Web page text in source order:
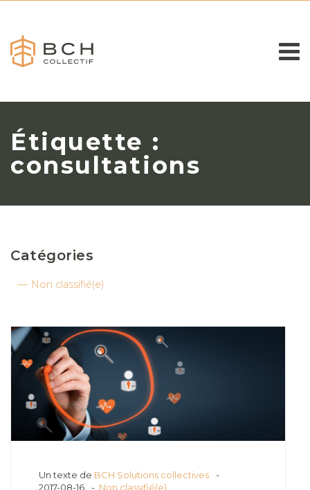
Étiquette :
consultations
Un texte de BCH Solutions collectives
2017-08-16
Non classifié(e)
Catégories
Non classifié(e)